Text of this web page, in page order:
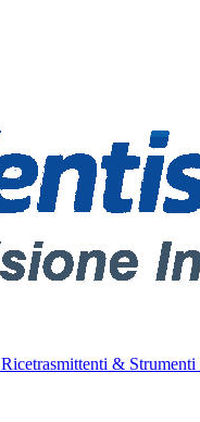
Ricetrasmittenti & Strumenti